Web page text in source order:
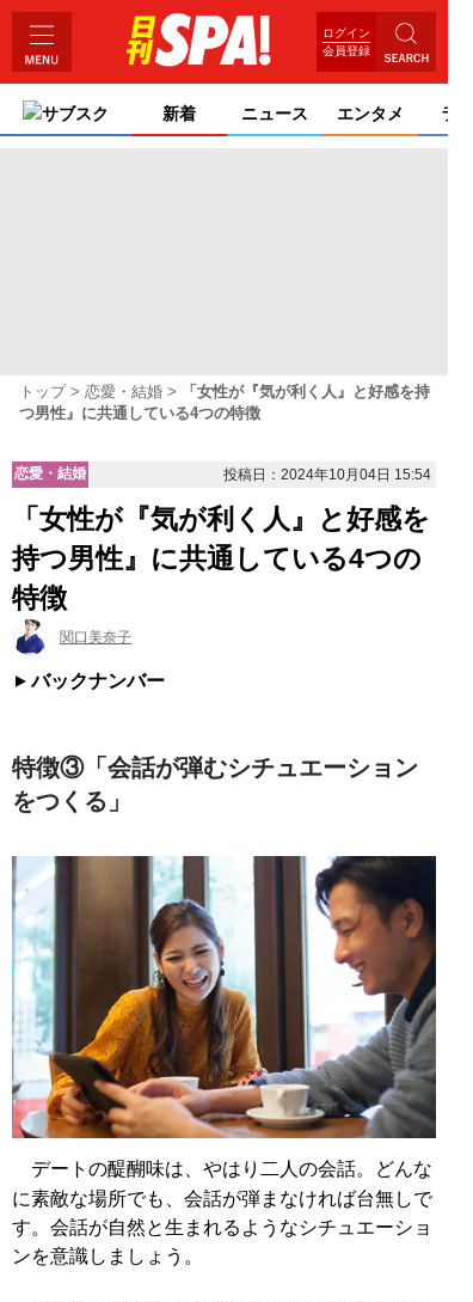
ログイン
会員登録
サブスク 新着 ニュース エンタメ ライ
トップ 恋愛・結婚
「女性が『気が利く人』と好感を持
つ男性』に共通している4つの特徴
恋愛・結婚 投稿日：2024年10月04日 15:54
「女性が『気が利く人』と好感を
持つ男性』に共通している4つの
特徴
関口美奈子
バックナンバー
特徴③「会話が弾むシチュエーション
をつくる」
デートの醍醐味は、やはり二人の会話。どんな
に素敵な場所でも、会話が弾まなければ台無しで
す。会話が自然と生まれるようなシチュエーショ
ンを意識しましょう。